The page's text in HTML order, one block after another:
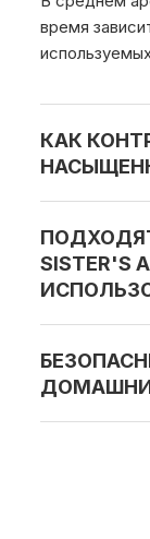
время
КАК
SISTER'S